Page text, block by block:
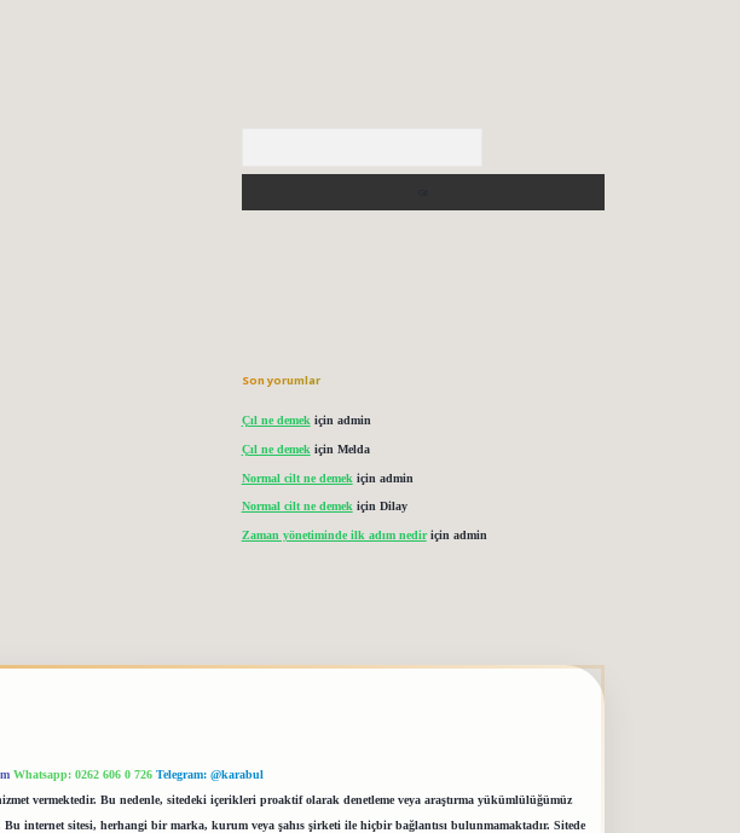
Son yorumlar
Çıl ne demekiçin admin
Çıl ne demek için Melda
Normal cilt ne demek için admin
Normal cilt ne demek için Dilay
Zaman yönetiminde ilk adım nediriçin admin
Whatsapp: 0262 606 0 726 Telegram: @karabul
vermektedir. Bu nedenle, sitedeki içerikleri proaktif olarak denetleme veya araştırma yükümlülüğümüz
internet sitesi, herhangi bir marka, kurum veya şahıs şirketi ile hiçbir bağlantısı bulunmamaktadır. Sitede